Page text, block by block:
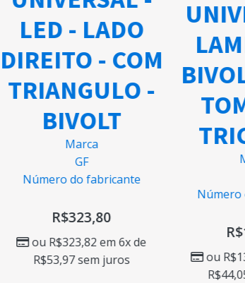
LED - LADO
DIREITO - COM
TRIANGULO -
BIVOLT
Marca
GF
Número do fabricante
R$323,80
ou R$323,82em 6x de
R$53,97sem juros
Número
R$
ou R$
R$